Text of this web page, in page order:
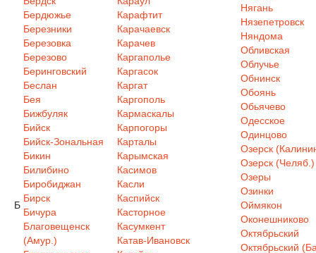
Б
Бердюжье
Березники
Березовка
Березово
Беринговский
Беслан
Бея
Бижбуляк
Бийск
Бийск-Зональная
Бикин
Билибино
Биробиджан
Бирск
Бичура
Благовещенск
(Амур.)
Карафтит
Карачаевск
Карачев
Каргаполье
Каргасок
Каргат
Каргополь
Кармаскалы
Карпогоры
Карталы
Карымская
Касимов
Касли
Каспийск
Касторное
Касумкент
Катав-Ивановск
Нягань
Нязепетровск
Няндома
Обливская
Облучье
Обнинск
Обоянь
Обьячево
Одесское
Одинцово
Озерск
Озерск (Челяб.)
Озеры
Озинки
Оймякон
Оконешниково
Октябрьский
Октябрьский